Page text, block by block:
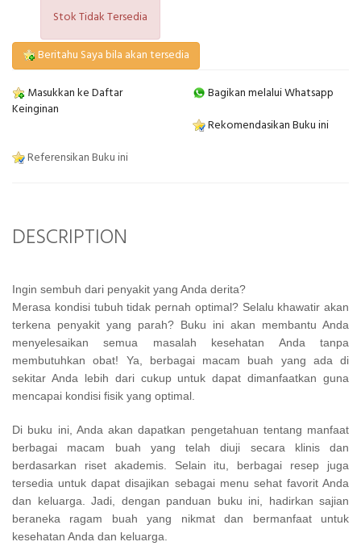
Stok Tidak Tersedia
Beritahu Saya bila akan tersedia
Masukkan ke Daftar
Keinginan
Bagikan melalui Whatsapp
Rekomendasikan Buku ini
Referensikan Buku ini
DESCRIPTION
Ingin sembuh dari penyakit yang Anda derita?
Merasa kondisi tubuh tidak pernah optimal? Selalu khawatir akan
terkena penyakit yang parah? Buku ini akan membantu Anda
menyelesaikan semua masalah kesehatan Anda tanpa
membutuhkan obat! Ya, berbagai macam buah yang ada di
sekitar Anda lebih dari cukup untuk dapat dimanfaatkan guna
mencapai kondisi fisik yang optimal.
Di buku ini, Anda akan dapatkan pengetahuan tentang manfaat
berbagai macam buah yang telah diuji secara klinis dan
berdasarkan riset akademis. Selain itu, berbagai resep juga
tersedia untuk dapat disajikan sebagai menu sehat favorit Anda
dan keluarga. Jadi, dengan panduan buku ini, hadirkan sajian
beraneka ragam buah yang nikmat dan bermanfaat untuk
kesehatan Anda dan keluarga.